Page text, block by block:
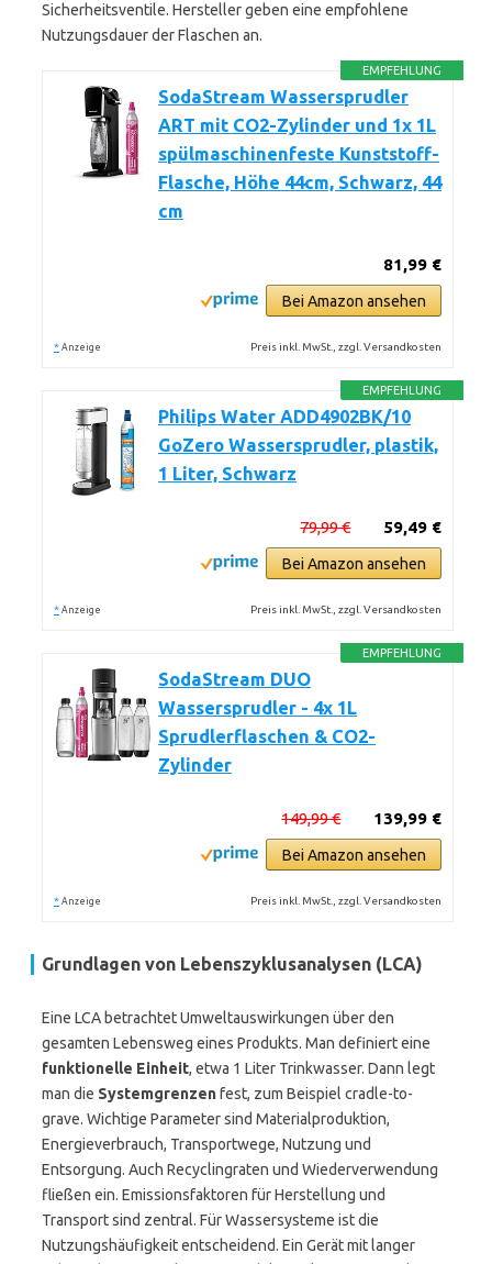
Sicherheitsventile. Hersteller geben eine empfohlene
Nutzungsdauer der Flaschen an.
EMPFEHLUNG
SodaStream Wassersprudler
ART mit CO2-Zylinder und 1x 1L
spülmaschinenfeste Kunststoff-
Flasche, Höhe 44cm, Schwarz, 44
cm
81,99 €
Bei Amazon ansehen
* Anzeige Preis inkl. MwSt., zzgl. Versandkosten
EMPFEHLUNG
Philips Water ADD4902BK/10
GoZero Wassersprudler, plastik,
1 Liter, Schwarz
59,49 €
79,99 €
Bei Amazon ansehen
* Anzeige Preis inkl. MwSt., zzgl. Versandkosten
EMPFEHLUNG
SodaStream DUO
Wassersprudler - 4x 1L
Sprudlerflaschen & CO2-
Zylinder
139,99 €
149,99 €
Bei Amazon ansehen
* Anzeige Preis inkl. MwSt., zzgl. Versandkosten
Grundlagen von Lebenszyklusanalysen (LCA)
Eine LCA betrachtet Umweltauswirkungen über den
gesamten Lebensweg eines Produkts. Man definiert eine
funktionelle Einheit, etwa 1 Liter Trinkwasser. Dann legt
man die Systemgrenzenfest, zum Beispiel cradle-to-
grave. Wichtige Parameter sind Materialproduktion,
Energieverbrauch, Transportwege, Nutzung und
Entsorgung. Auch Recyclingraten und Wiederverwendung
fließen ein. Emissionsfaktoren für Herstellung und
Transport sind zentral. Für Wassersysteme ist die
Nutzungshäufigkeit entscheidend. Ein Gerät mit langer